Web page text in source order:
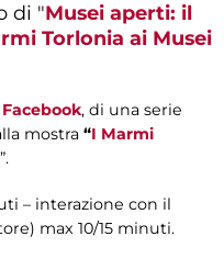
di "Musei aperti: il
Torlonia ai Musei
Facebook, di una serie
mostra “I Marmi
”.
– interazione con il
max 10/15 minuti.